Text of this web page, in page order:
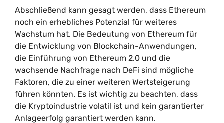
Abschließend kann gesagt werden, dass Ethereum
noch ein erhebliches Potenzial für weiteres
Wachstum hat. Die Bedeutung von Ethereum für
die Entwicklung von Blockchain-Anwendungen,
die Einführung von Ethereum 2.0 und die
wachsende Nachfrage nach DeFi sind mögliche
Faktoren, die zu einer weiteren Wertsteigerung
führen könnten. Es ist wichtig zu beachten, dass
die Kryptoindustrie volatil ist und kein garantierter
Anlageerfolg garantiert werden kann.